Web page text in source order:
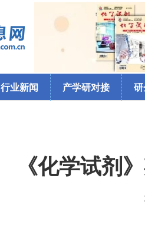
行业新闻 产学研对接 研
《化学试剂